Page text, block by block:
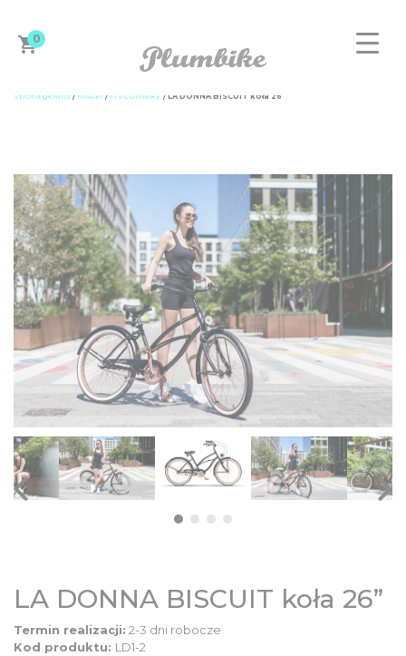
0
ZAPROJEKTUJ ROWER
DAMSKIE
MĘSKIE
DZIECIĘCE
SALE
AKCESORIA
Strona główna / MARKI / F1 PLUMBIKE / LA DONNA BISCUIT koła 26”
LA DONNA BISCUIT koła 26”
Kod produktu: LD1-2
Termin realizacji: 2-3 dni robocze